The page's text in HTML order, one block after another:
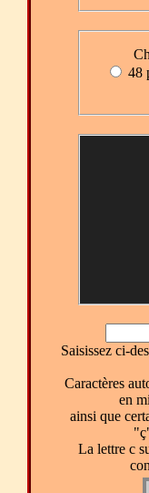
48
Saisissez ci-
Caractères
en
ainsi que
La lettre c